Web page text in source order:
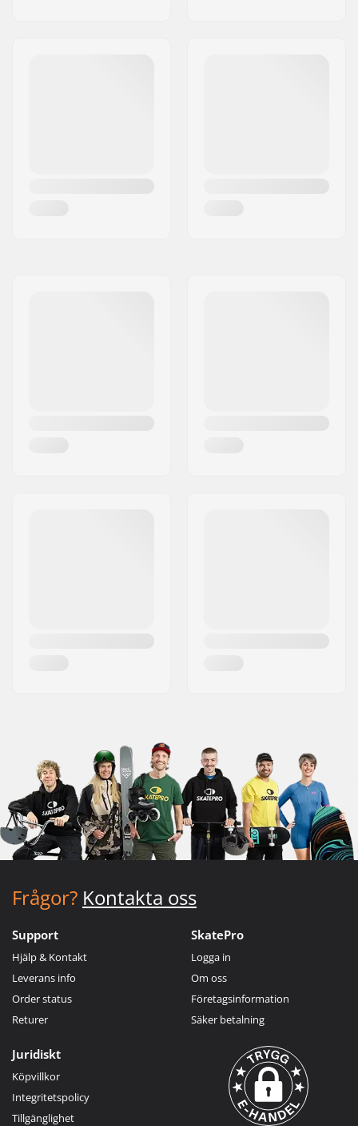
Frågor? Kontakta oss
Support
Hjälp & Kontakt
Leverans info
Order status
Returer
SkatePro
Logga in
Om oss
Företagsinformation
Säker betalning
Juridiskt
Köpvillkor
Integritetspolicy
Tillgänglighet